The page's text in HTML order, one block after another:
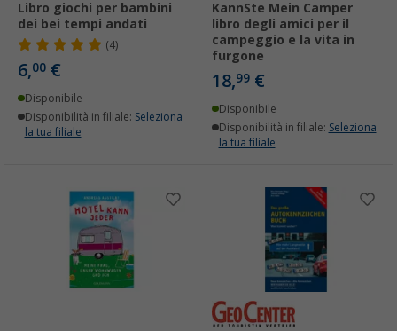
Libro giochi per bambini
dei bei tempi andati
(4)
6,00 €
Disponibile
Disponibilità in filiale: Seleziona
la tua filiale
KannSte Mein Camper
libro degli amici per il
campeggio e la vita in
furgone
18,99 €
Disponibile
Disponibilità in filiale: Seleziona
la tua filiale